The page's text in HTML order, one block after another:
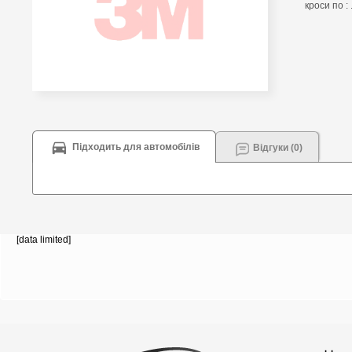
кроси по : .
Підходить для автомобілів Відгуки (0)
[data limited]